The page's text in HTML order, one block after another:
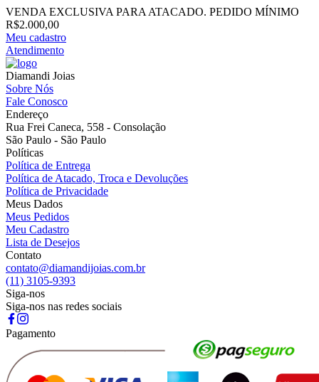
VENDA EXCLUSIVA PARA ATACADO. PEDIDO MÍNIMO
R$2.000,00
Meu cadastro
Atendimento
Diamandi Joias
Sobre Nós
Fale Conosco
Endereço
Rua Frei Caneca, 558 - Consolação
São Paulo - São Paulo
Políticas
Política de Entrega
Política de Atacado, Troca e Devoluções
Política de Privacidade
Meus Dados
Meus Pedidos
Meu Cadastro
Lista de Desejos
Contato
contato@diamandijoias.com.br
(11) 3105-9393
Siga-nos
Siga-nos nas redes sociais
Pagamento